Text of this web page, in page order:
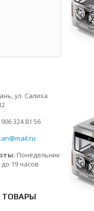
ул. Салиха
324 81 56
Понедельник
до 19 часов
ТОВАРЫ